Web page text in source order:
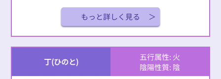
もっと詳しく見る
丁(ひのと)
五行属性: 火
陰陽性質: 陰